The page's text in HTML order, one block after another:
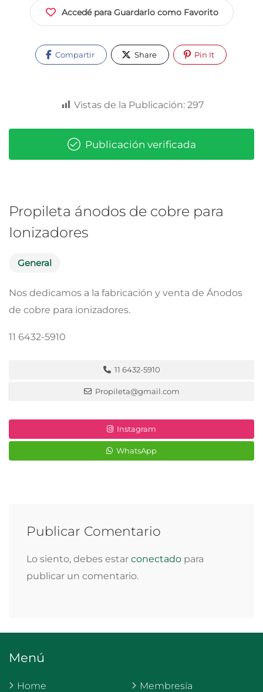
Accedé para Guardarlo como Favorito
Compartir Share Pin It
Vistas de la Publicación: 297
Publicación verificada
Propileta ánodos de cobre para
Ionizadores
General
Nos dedicamos a la fabricación y venta de Ánodos
de cobre para ionizadores.
11 6432-5910
11 6432-5910
Propileta@gmail.com
Instagram
WhatsApp
Publicar Comentario
Lo siento, debes estar conectado para
publicar un comentario.
Menú
Home
Membresía